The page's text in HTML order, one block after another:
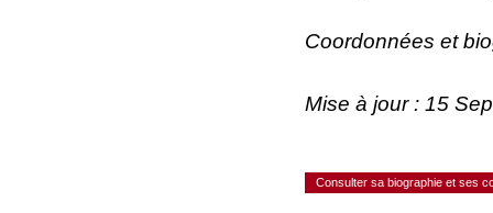
Coordonnées et
Mise à jour : 15
Consulter sa biographie et ses